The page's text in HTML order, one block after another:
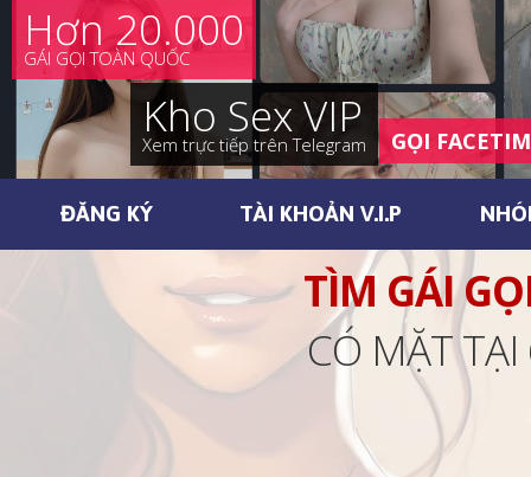
Hơn 20.000
GÁI GỌI TOÀN QUỐC
Kho Sex VIP
Xem trực tiếp trên Telegram GỌI
ĐĂNG KÝ TÀI KHOẢN V.I.P
TÌM GÁI
CÓ MẶT